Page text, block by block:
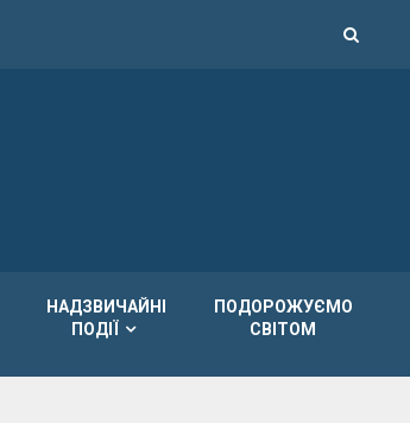
НАДЗВИЧАЙНІ
ПОДІЇ
ПОДОРОЖУЄМО
СВІТОМ